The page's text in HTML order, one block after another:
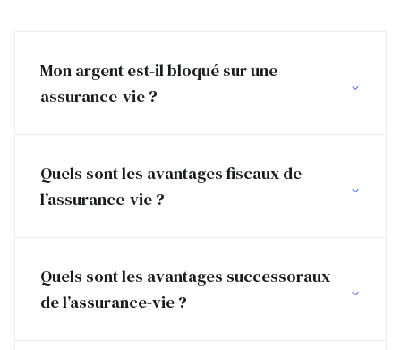
Mon argent est-il bloqué sur une
assurance-vie ?
Quels sont les avantages fiscaux de
l’assurance-vie ?
Quels sont les avantages successoraux
de l’assurance-vie ?